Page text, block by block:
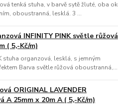
tenká stuha, v barvě sytě žluté, oba
oboustranná, lesklá. 3 ...
INFINITY PINK světle růžová
( 5,-Kč/m)
stuha organzová, lesklá, s jemným
Barva světle růžová oboustranná,...
ORIGINAL LAVENDER
A 25mm x 20m A ( 5,-Kč/m)